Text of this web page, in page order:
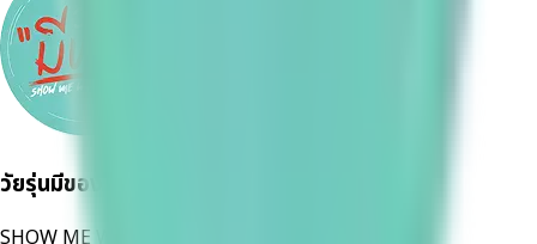
วัยรุ่นมีของ
SHOW ME WHAT YOU GOT